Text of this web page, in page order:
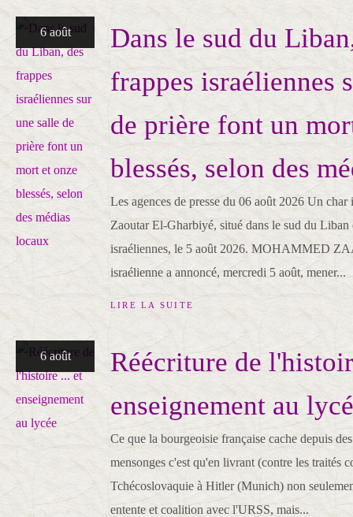
6 août
Dans le sud du
frappes israéliennes
de prière font un
blessés, selon des
Les agences de presse du 06 août 2026 Un
Zaoutar El-Gharbiyé, situé dans le sud du Liban
israéliennes, le 5 août 2026. MOHAMMED
israélienne a annoncé, mercredi 5 août, mener...
LIRE LA SUITE
6 août
Réécriture de
enseignement au
Ce que la bourgeoisie française cache depuis
mensonges c'est qu'en livrant (contre les traités
Tchécoslovaquie à Hitler (Munich) non
entente et coalition avec l'URSS, mais...